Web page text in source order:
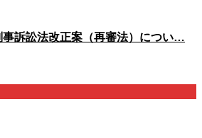
訴訟法改正案（再審法）につい…